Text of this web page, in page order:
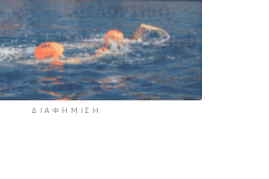
ΔΙΑΦΉΜΙΣΗ